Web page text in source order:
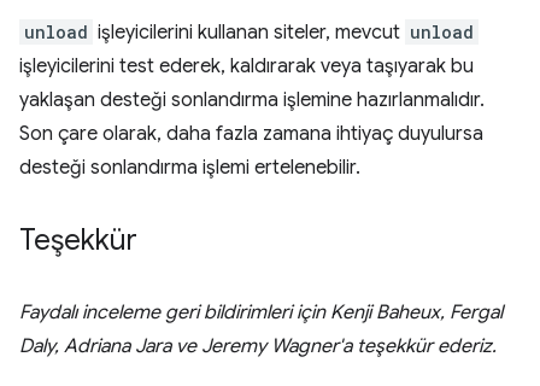
unload işleyicilerini kullanan siteler, mevcut unload
işleyicilerini test ederek, kaldırarak veya taşıyarak bu
yaklaşan desteği sonlandırma işlemine hazırlanmalıdır.
Son çare olarak, daha fazla zamana ihtiyaç duyulursa
desteği sonlandırma işlemi ertelenebilir.
Teşekkür
Faydalı inceleme geri bildirimleri için Kenji Baheux, Fergal
Daly, Adriana Jara ve Jeremy Wagner'a teşekkür ederiz.